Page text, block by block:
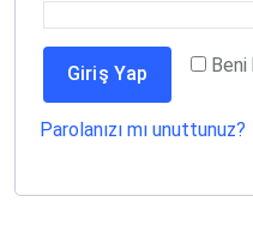
Beni
Giriş Yap
Parolanızı mı unuttunuz?